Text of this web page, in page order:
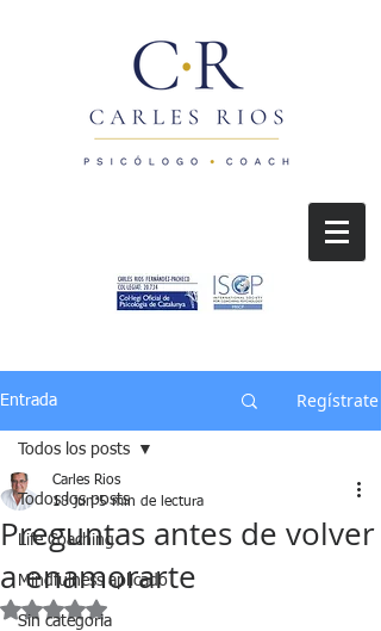
Entrada Regístrate
Todos los posts
Life Coaching
Mindfulness aplicado
Sin categoria
Todos los posts
Preguntas antes de volver
a enamorarte
Carles Rios
18 jun 5 min de lectura
Obtuvo NaN de 5 estrellas.